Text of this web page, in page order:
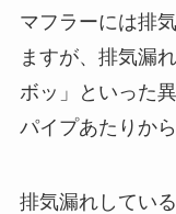
マフラーには排
ますが、排気漏
ボッ」といった
パイプあたりか
排気漏れしてい